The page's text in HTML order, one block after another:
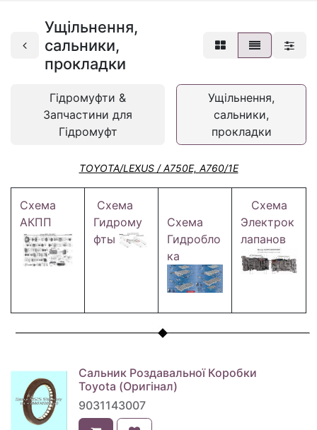
Ущільнення,
сальники,
прокладки
Гідромуфти &
Запчастини для
Гідромуфт
Ущільнення,
сальники,
прокладки
TOYOTA/LEXUS / A750E, A760/1E
Схема
АКПП
Схема
Гидрому
фты
Схема
Гидробло
ка
Схема
Электрок
лапанов
Сальник Роздавальної Коробки
Toyota (Оригінал)
9031143007